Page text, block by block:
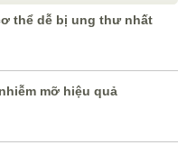
thể dễ bị ung thư nhất
mỡ hiệu quả